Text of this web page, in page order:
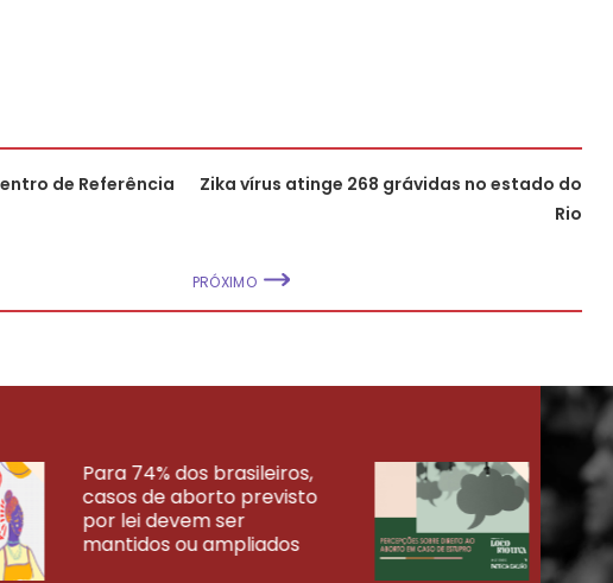
de Referência
Zika vírus atinge 268 grávidas no estado do
Rio
PRÓXIMO
Para 74% dos brasileiros,
casos de aborto previsto
por lei devem ser
mantidos ou ampliados
PESQUISAS